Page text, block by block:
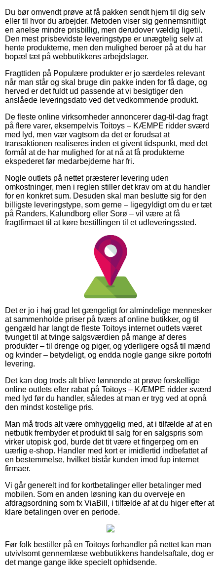
Du bør omvendt prøve at få pakken sendt hjem til dig selv
eller til hvor du arbejder. Metoden viser sig gennemsnitligt
en anelse mindre prisbillig, men derudover vældig ligetil.
Den mest prisbevidste leveringstype er unægtelig selv at
hente produkterne, men den mulighed beroer på at du har
bopæl tæt på webbutikkens arbejdslager.
Fragttiden på Populære produkter er jo særdeles relevant
når man står og skal bruge din pakke inden for få dage, og
herved er det fuldt ud passende at vi besigtiger den
anslåede leveringsdato ved det vedkommende produkt.
De fleste online virksomheder annoncerer dag-til-dag fragt
på flere varer, eksempelvis Toitoys – KÆMPE ridder sværd
med lyd, men vær vagtsom da det er forudsat at
transaktionen realiseres inden et givent tidspunkt, med det
formål at de har mulighed for at nå at få produkterne
ekspederet før medarbejderne har fri.
Nogle outlets på nettet præsterer levering uden
omkostninger, men i reglen stiller det krav om at du handler
for en konkret sum. Desuden skal man beslutte sig for den
billigste leveringstype, som gerne – ligegyldigt om du er tæt
på Randers, Kalundborg eller Sorø – vil være at få
fragtfirmaet til at køre bestillingen til et udleveringssted.
Det er jo i høj grad let gængeligt for almindelige mennesker
at sammenholde priser på tværs af online butikker, og til
gengæld har langt de fleste Toitoys internet outlets været
tvunget til at tvinge salgsværdien på mange af deres
produkter – til drenge og piger, og yderligere også til mænd
og kvinder – betydeligt, og endda nogle gange sikre portofri
levering.
Det kan dog trods alt blive lønnende at prøve forskellige
online outlets efter rabat på Toitoys – KÆMPE ridder sværd
med lyd før du handler, således at man er tryg ved at opnå
den mindst kostelige pris.
Man må trods alt være omhyggelig med, at i tilfælde af at en
netbutik frembyder et produkt til salg for en salgspris som
virker utopisk god, burde det tit være et fingerpeg om en
uærlig e-shop. Handler med kort er imidlertid indbefattet af
en bestemmelse, hvilket bistår kunden imod fup internet
firmaer.
Vi går generelt ind for kortbetalinger eller betalinger med
mobilen. Som en anden løsning kan du overveje en
afdragsordning som fx ViaBill, i tilfælde af at du higer efter at
klare betalingen over en periode.
Før folk bestiller på en Toitoys forhandler på nettet kan man
utvivlsomt gennemlæse webbutikkens handelsaftale, dog er
det mange gange ikke specielt ophidsende.